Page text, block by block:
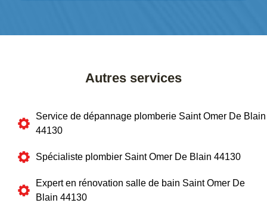
Autres services
Service de dépannage plomberie Saint Omer De Blain
44130
Spécialiste plombier Saint Omer De Blain 44130
Expert en rénovation salle de bain Saint Omer De
Blain 44130